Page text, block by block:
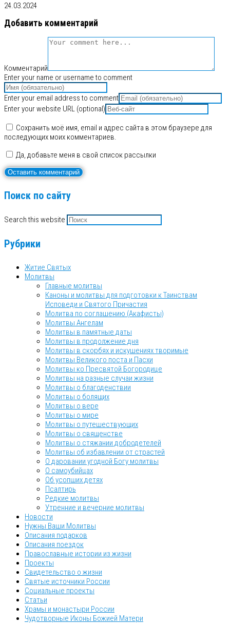
24.03.2024
Добавить комментарий
Комментарий
Enter your name or username to comment
Enter your email address to comment
Enter your website URL (optional)
Сохранить моё имя, email и адрес сайта в этом браузере для
последующих моих комментариев.
Да, добавьте меня в свой список рассылки
Поиск по сайту
Search this website
Рубрики
Житие Святых
Молитвы
Главные молитвы
Каноны и молитвы для подготовки к Таинствам
Исповеди и Святого Причастия
Молитва по соглашению (Акафисты)
Молитвы Ангелам
Молитвы в памятные даты
Молитвы в продолжение дня
Молитвы в скорбях и искушениях творимые
Молитвы Великого поста и Пасхи
Молитвы ко Пресвятой Богородице
Молитвы на разные случаи жизни
Молитвы о благоденствии
Молитвы о болящих
Молитвы о вере
Молитвы о мире
Молитвы о путешествующих
Молитвы о священстве
Молитвы о стяжании добродетелей
Молитвы об избавлении от страстей
О даровании угодной Богу молитвы
О самоубийцах
Об усопших детях
Псалтирь
Редкие молитвы
Утренние и вечерние молитвы
Новости
Нужны Ваши Молитвы
Описания подарков
Описания поездок
Православные истории из жизни
Проекты
Свидетельство о жизни
Святые источники России
Социальные проекты
Статьи
Храмы и монастыри России
Чудотворные Иконы Божией Матери